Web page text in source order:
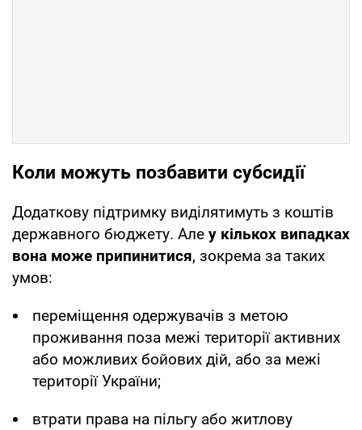
Коли можуть позбавити субсидії
Додаткову підтримку виділятимуть з коштів
державного бюджету. Але у кількох випадках
вона може припинитися, зокрема за таких
умов:
переміщення одержувачів з метою
проживання поза межі території активних
або можливих бойових дій, або за межі
території України;
втрати права на пільгу або житлову